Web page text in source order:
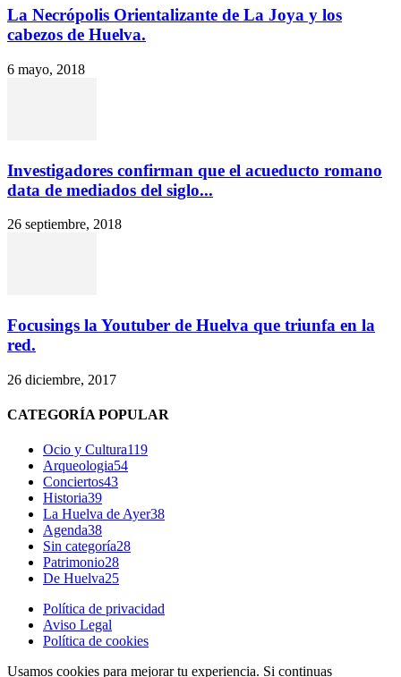
La Necrópolis Orientalizante de La Joya y los
cabezos de Huelva.
6 mayo, 2018
Investigadores confirman que el acueducto romano
data de mediados del siglo...
26 septiembre, 2018
Focusings la Youtuber de Huelva que triunfa en la
red.
26 diciembre, 2017
CATEGORÍA POPULAR
Ocio y Cultura119
Arqueologia54
Conciertos43
Historia39
La Huelva de Ayer38
Agenda38
Sin categoría28
Patrimonio28
De Huelva25
Política de privacidad
Aviso Legal
Política de cookies
Usamos cookies para mejorar tu experiencia. Si continuas